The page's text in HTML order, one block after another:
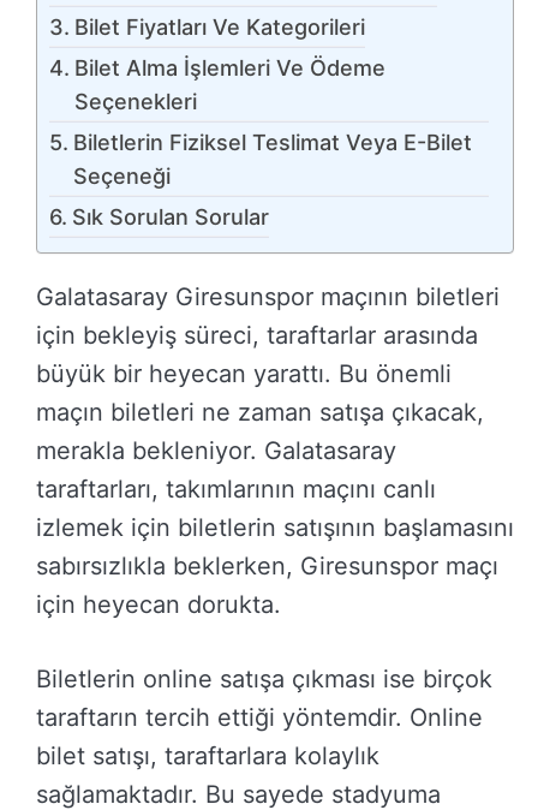
Bilet Fiyatları Ve Kategorileri
Bilet Alma İşlemleri Ve Ödeme
Seçenekleri
Biletlerin Fiziksel Teslimat Veya E-Bilet
Seçeneği
Sık Sorulan Sorular
Galatasaray Giresunspor maçının biletleri
için bekleyiş süreci, taraftarlar arasında
büyük bir heyecan yarattı. Bu önemli
maçın biletleri ne zaman satışa çıkacak,
merakla bekleniyor. Galatasaray
taraftarları, takımlarının maçını canlı
izlemek için biletlerin satışının başlamasını
sabırsızlıkla beklerken, Giresunspor maçı
için heyecan dorukta.
Biletlerin online satışa çıkması ise birçok
taraftarın tercih ettiği yöntemdir. Online
bilet satışı, taraftarlara kolaylık
sağlamaktadır. Bu sayede stadyuma